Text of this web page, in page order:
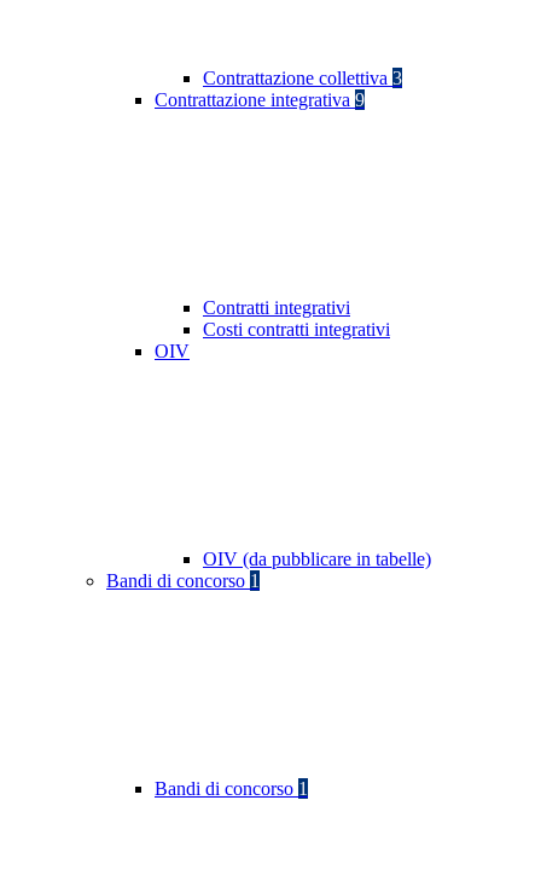
Contrattazione collettiva 3
Contrattazione integrativa 9
Contratti integrativi
Costi contratti integrativi
OIV
OIV (da pubblicare in tabelle)
Bandi di concorso 1
Bandi di concorso 1